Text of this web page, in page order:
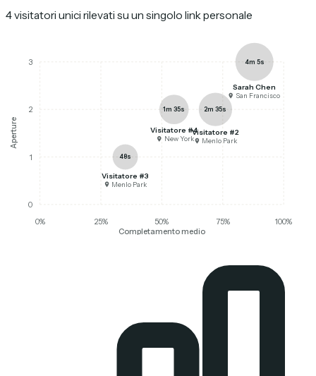
4 visitatori unici rilevati su un singolo link personale
0% 25% 50% 75% 100%
0
1
2
3
Completamento medio
Aperture
4m 5s
Sarah Chen
San Francisco
2m 35s
Visitatore #2
Menlo Park
1m 35s
Visitatore #4
New York
48s
Visitatore #3
Menlo Park